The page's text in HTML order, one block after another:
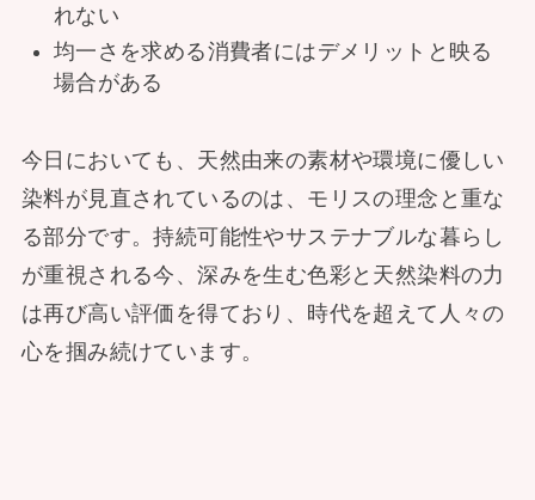
れない
均一さを求める消費者にはデメリットと映る
場合がある
今日においても、天然由来の素材や環境に優しい
染料が見直されているのは、モリスの理念と重な
る部分です。持続可能性やサステナブルな暮らし
が重視される今、深みを生む色彩と天然染料の力
は再び高い評価を得ており、時代を超えて人々の
心を掴み続けています。